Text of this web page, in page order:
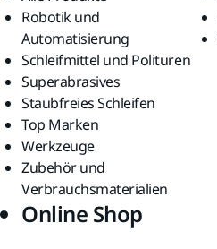
Robotik und
Automatisierung
Schleifmittel und Polituren
Superabrasives
Staubfreies Schleifen
Top Marken
Werkzeuge
Zubehör und
Verbrauchsmaterialien
Online Shop